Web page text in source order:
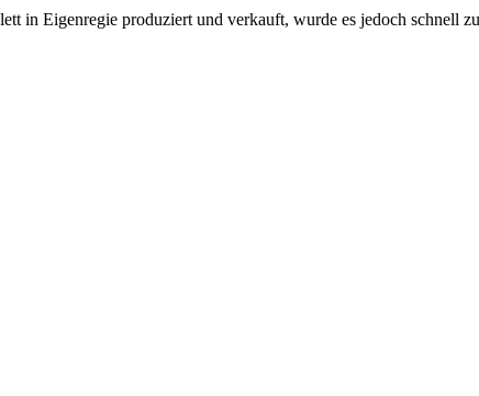
in Eigenregie produziert und verkauft, wurde es jedoch schnell